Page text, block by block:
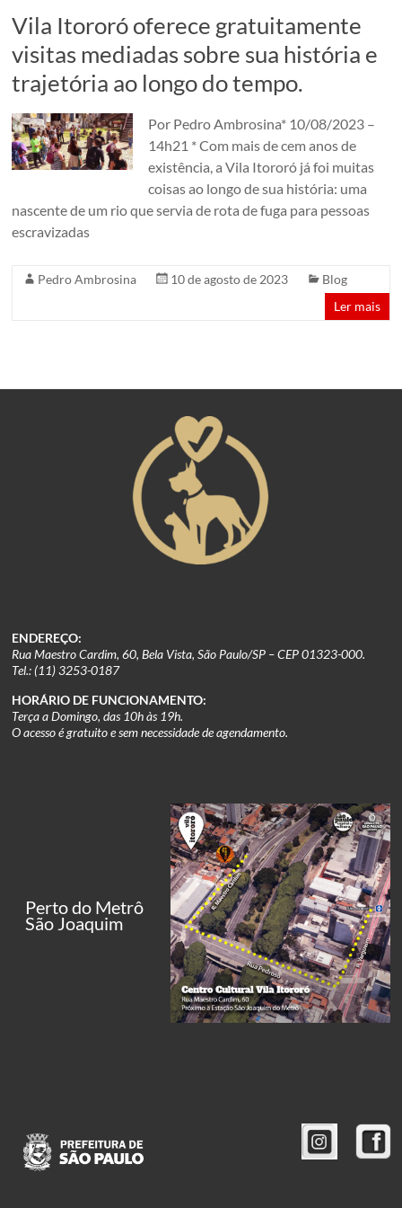
em
um
conjunto
de
edificações
dos
anos
1920.
Paulo,
Brazil
Vila Itororó oferece gratuitamente
visitas mediadas sobre sua história e
trajetória ao longo do tempo.
Por Pedro Ambrosina* 10/08/2023 –
14h21 * Com mais de cem anos de
existência, a Vila Itororó já foi muitas
coisas ao longo de sua história: uma
nascente de um rio que servia de rota de fuga para pessoas
escravizadas
Pedro Ambrosina 10 de agosto de 2023
Blog
Ler mais
ENDEREÇO:
Rua Maestro Cardim, 60, Bela Vista, São Paulo/SP – CEP 01323-000.
Tel.: (11) 3253-0187
HORÁRIO DE FUNCIONAMENTO:
Terça a Domingo, das 10h às 19h.
O acesso é gratuito e sem necessidade de agendamento.
Perto do Metrô
São Joaquim